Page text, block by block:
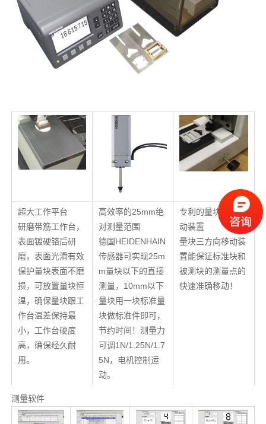
超大工作平台
研磨带筋工作台，
表面镀硬铬后研
磨，表面光滑有效
保护量块表面不磨
损，可放置量块恒
温，确保量块跟工
作台温差保持最
小，工作台硬度
高，确保经久耐
用。
高效率的25mm绝
对测量范围
德国HEIDENHAIN
传感器可实现25m
m量块以下的直接
测量，10mm以下
量块用一块标准量
块做标准件即可，
节约时间！测量力
可调1N/1.25N/1.7
5N，电机控制运
动。
专利的量块快速移
动装置
量块三方向移动装
置能保证标准块和
被测块的测量点的
快速准确移动！
测量软件